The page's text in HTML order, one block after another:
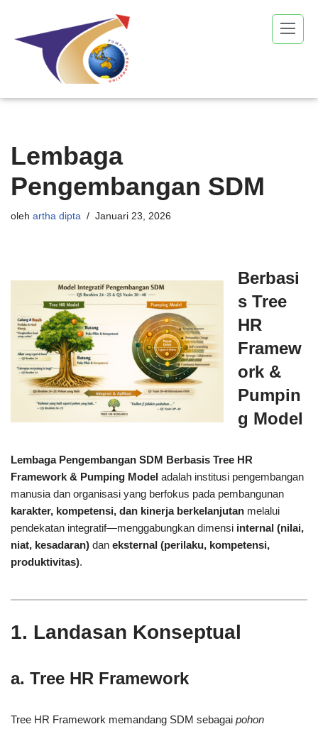
Lompat
Lembaga
Pengembangan SDM
oleh artha dipta Januari 23, 2026
Berbasi
s Tree
HR
Framew
ork &
Pumpin
g Model
Lembaga Pengembangan SDM Berbasis Tree HR
Framework & Pumping Model adalah institusi pengembangan
manusia dan organisasi yang berfokus pada pembangunan
karakter, kompetensi, dan kinerja berkelanjutan melalui
pendekatan integratif—menggabungkan dimensi internal (nilai,
niat, kesadaran) dan eksternal (perilaku, kompetensi,
produktivitas).
1. Landasan Konseptual
a. Tree HR Framework
Tree HR Framework memandang SDM sebagai pohon